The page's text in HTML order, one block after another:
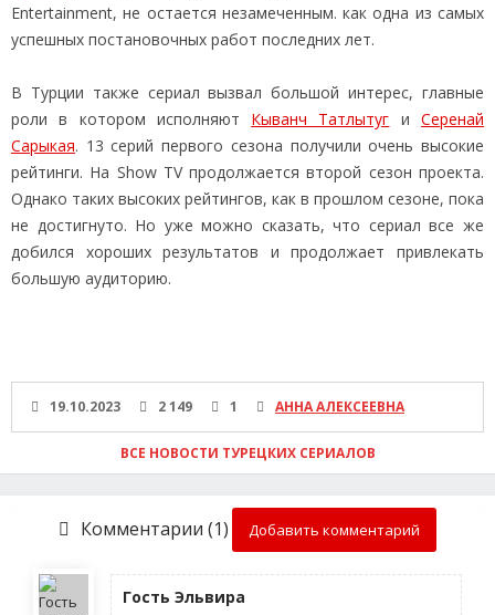
Entertainment, не остается незамеченным. как одна из самых
успешных постановочных работ последних лет.
В Турции также сериал вызвал большой интерес, главные
роли в котором исполняют Кыванч Татлытуг иСеренай
Сарыкая. 13 серий первого сезона получили очень высокие
рейтинги. На Show TV продолжается второй сезон проекта.
Однако таких высоких рейтингов, как в прошлом сезоне, пока
не достигнуто. Но уже можно сказать, что сериал все же
добился хороших результатов и продолжает привлекать
большую аудиторию.
19.10.2023 2 149 1 АННА АЛЕКСЕЕВНА
ВСЕ НОВОСТИ ТУРЕЦКИХ СЕРИАЛОВ
Комментарии (1) Добавить комментарий
Гость Эльвира